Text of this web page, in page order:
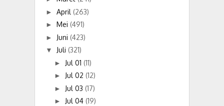
► April (263)
► Mei (491)
► Juni (423)
▼ Juli (321)
► Jul 01 (11)
► Jul 02 (12)
► Jul 03 (17)
► Jul 04 (19)